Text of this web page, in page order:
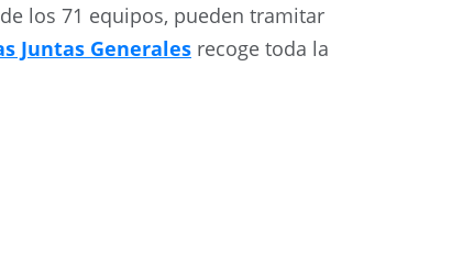
los 71 equipos, pueden tramitar
Juntas Generales recoge toda la